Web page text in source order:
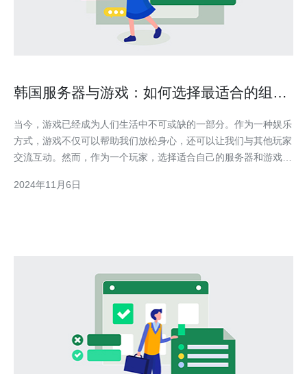
韩国服务器与游戏：如何选择最适合的组
当今，游戏已经成为人们生活中不可或缺的一部分。作为一种娱乐
方式，游戏不仅可以帮助我们放松身心，还可以让我们与其他玩家
交流互动。然而，作为一个玩家，选择适合自己的服务器和游戏非
级游戏产业的发展中心之一，拥有许多优秀的游戏和服务器供玩家
2024年11月6日